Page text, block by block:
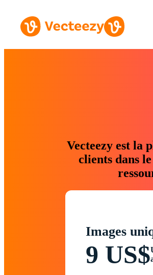
Vecteezy est la
clients dans
Images
9 US$